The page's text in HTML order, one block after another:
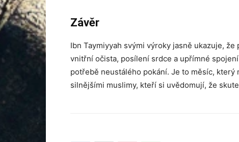
Závěr
Ibn Taymiyyah svými výroky jasně ukazuje,
vnitřní očista, posílení srdce a upřímné
potřebě neustálého pokání. Je to měsíc, který
silnějšími muslimy, kteří si uvědomují, že